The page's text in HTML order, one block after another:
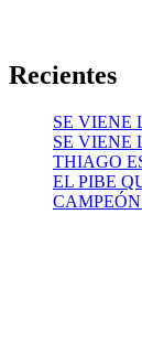
Recientes
SE VIENE
SE VIENE
THIAGO
EL PIBE